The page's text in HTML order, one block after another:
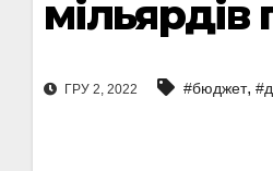
мільярдів
ГРУ 2, 2022 #бюджет,